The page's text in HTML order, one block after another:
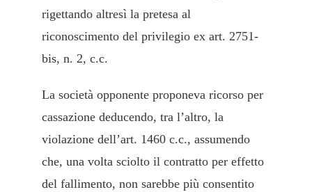
rigettando altresì la pretesa al
riconoscimento del privilegio ex art. 2751-
bis, n. 2, c.c.
La società opponente proponeva ricorso per
cassazione deducendo, tra l’altro, la
violazione dell’art. 1460 c.c., assumendo
che, una volta sciolto il contratto per effetto
del fallimento, non sarebbe più consentito